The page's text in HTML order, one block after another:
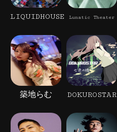
LIQUIDHOUSE Lunatic Theater
築地らむ DOKUROSTAR